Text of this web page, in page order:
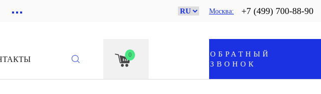
... Москва +7 (499) 700-88-90
0
ОБРАТНЫЙ
ЗВОНОК